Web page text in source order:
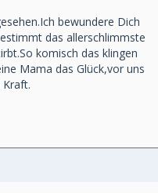
bewundere Dich
das allerschlimmste
komisch das klingen
Mama das Glück,vor uns
Kraft.